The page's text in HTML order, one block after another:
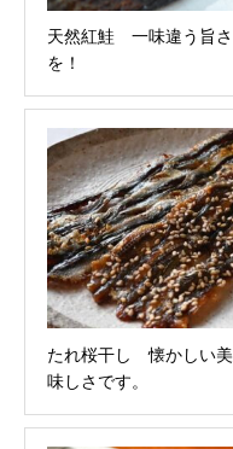
天然紅鮭 一味違う旨さ
を！
たれ桜干し 懐かしい美
味しさです。